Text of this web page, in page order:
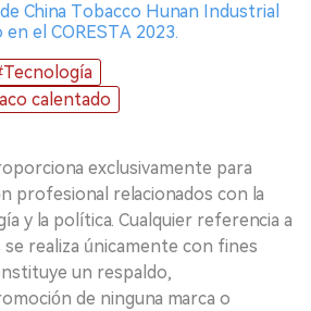
China Tobacco Hunan Industrial
el CORESTA 2023.
calentado
exclusivamente para
profesional relacionados con la
y la política. Cualquier referencia a
realiza únicamente con fines
un respaldo,
de ninguna marca o